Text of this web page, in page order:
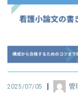
2025/07/05 管